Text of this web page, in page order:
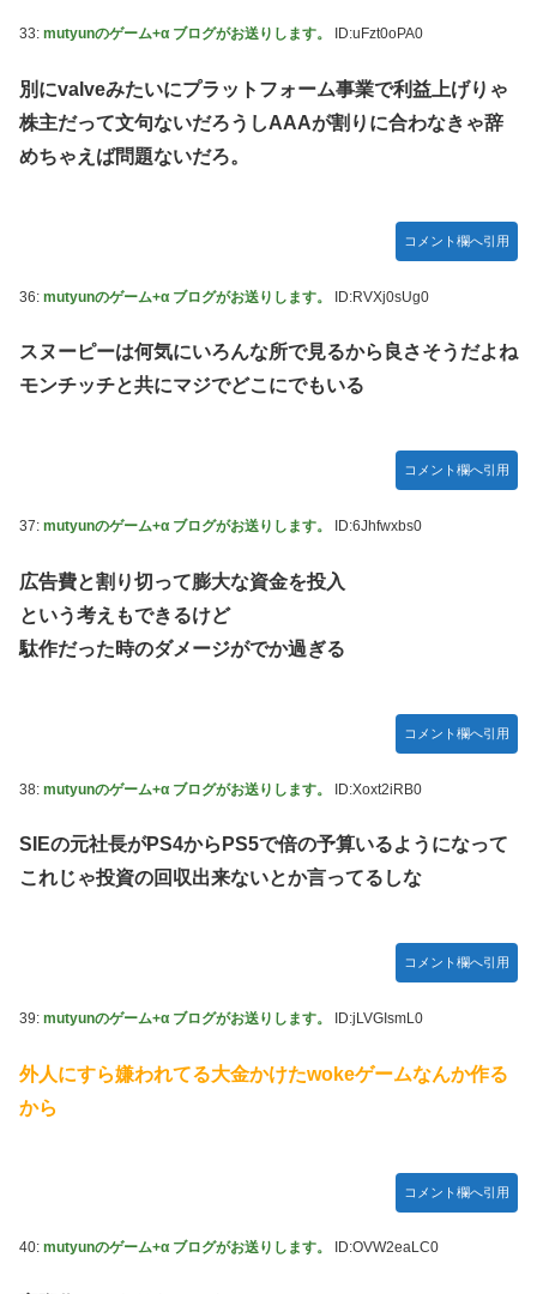
33: mutyunのゲーム+α ブログがお送りします。 ID:uFzt0oPA0
別にvalveみたいにプラットフォーム事業で利益上げりゃ
株主だって文句ないだろうしAAAが割りに合わなきゃ辞
めちゃえば問題ないだろ。
コメント欄へ引用
36: mutyunのゲーム+α ブログがお送りします。 ID:RVXj0sUg0
スヌーピーは何気にいろんな所で見るから良さそうだよね
モンチッチと共にマジでどこにでもいる
コメント欄へ引用
37: mutyunのゲーム+α ブログがお送りします。 ID:6Jhfwxbs0
広告費と割り切って膨大な資金を投入
という考えもできるけど
駄作だった時のダメージがでか過ぎる
コメント欄へ引用
38: mutyunのゲーム+α ブログがお送りします。 ID:Xoxt2iRB0
SIEの元社長がPS4からPS5で倍の予算いるようになって
これじゃ投資の回収出来ないとか言ってるしな
コメント欄へ引用
39: mutyunのゲーム+α ブログがお送りします。 ID:jLVGIsmL0
外人にすら嫌われてる大金かけたwokeゲームなんか作る
から
コメント欄へ引用
40: mutyunのゲーム+α ブログがお送りします。 ID:OVW2eaLC0